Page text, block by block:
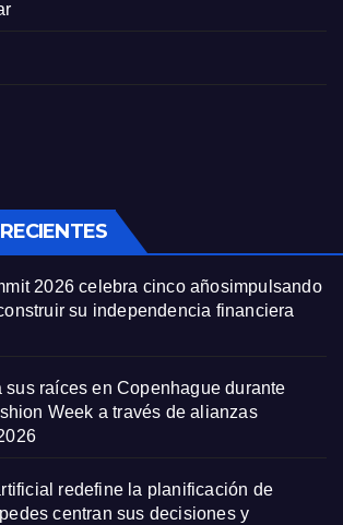
2026 celebra cinco añosimpulsando
su independencia financiera
sus raíces en Copenhague durante
Week a través de alianzas
redefine la planificación de
centran sus decisiones y